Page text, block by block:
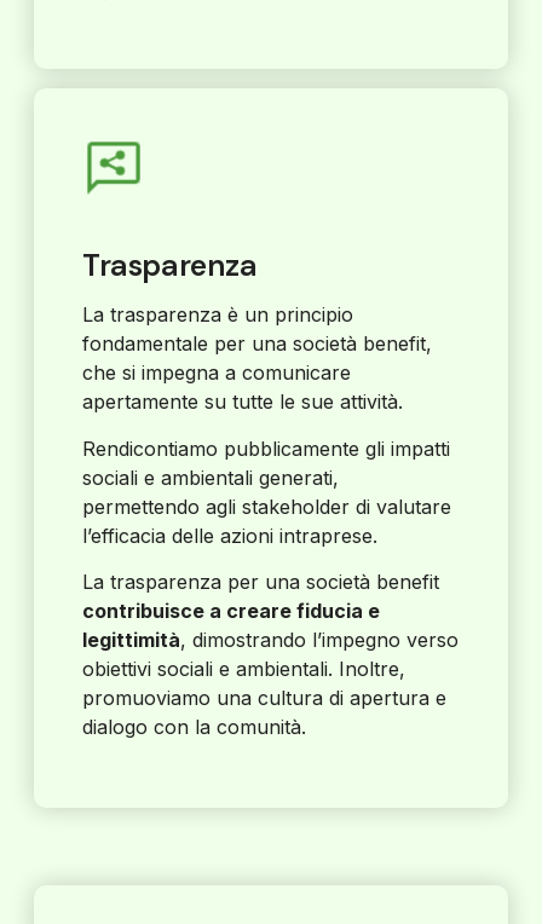
Trasparenza
La trasparenza è un principio
fondamentale per una società benefit,
che si impegna a comunicare
apertamente su tutte le sue attività.
Rendicontiamo pubblicamente gli impatti
sociali e ambientali generati,
permettendo agli stakeholder di valutare
l’efficacia delle azioni intraprese.
La trasparenza per una società benefit
contribuisce a creare fiducia e
legittimità, dimostrando l’impegno verso
obiettivi sociali e ambientali. Inoltre,
promuoviamo una cultura di apertura e
dialogo con la comunità.